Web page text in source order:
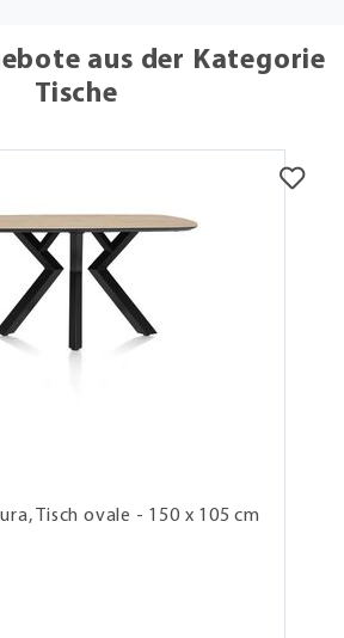
aus der Kategorie
Tische
Tisch ovale - 150 x 105 cm